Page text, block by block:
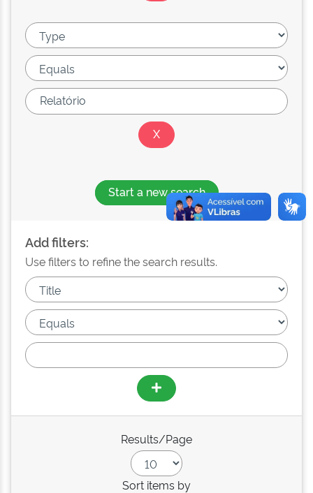
Start a new search
Add filters:
Use filters to refine the search results.
Results/Page
Sort items by